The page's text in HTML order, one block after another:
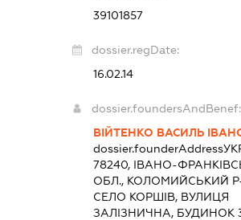
39101857
dossier.regDate:
16.02.14
dossier.foundersAndBenef:
ВІЙТЕНКО ВАСИЛЬ
dossier.founderAddress
78240, ІВАНО-
ОБЛ., КОЛОМИЙСЬКИЙ
СЕЛО КОРШІВ, ВУЛИЦЯ
ЗАЛІЗНИЧНА, БУДИНОК